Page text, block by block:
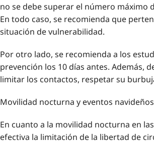
no se debe superar el número máximo
En todo caso, se recomienda que
situación de vulnerabilidad.
Por otro lado, se recomienda a los
prevención los 10 días antes. Además,
limitar los contactos, respetar su
Movilidad nocturna y eventos navideños
En cuanto a la movilidad nocturna en
efectiva la limitación de la libertad de